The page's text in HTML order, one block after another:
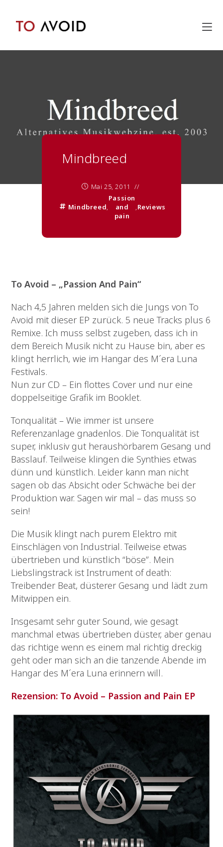
Mindbreed
Mai 25, 2011
Mindbreed,
Passion
and
pain
,Reviews
To Avoid – „Passion And Pain“
Nach 4,5 Jahren melden sich die Jungs von To
Avoid mit dieser EP zurück. 5 neue Tracks plus 6
Remixe. Ich muss selbst zugeben, dass ich in
dem Bereich Musik nicht zu Hause bin, aber es
klingt herrlich, wie im Hangar des M´era Luna
Festivals.
Nun zur CD – Ein flottes Cover und nur eine
doppelseitige Grafik im Booklet.
Tonqualität – Wie immer ist unsere
Referenzanlage gnadenlos. Die Tonqualität ist
super, inklusiv gut heraushörbarem Gesang und
Basslauf. Teilweise klingen die Synthies etwas
dünn und künstlich. Leider kann man nicht
sagen ob das Absicht oder Schwäche bei der
Produktion war. Sagen wir mal – das muss so
sein!
Die Musik klingt nach purem Elektro mit
Einschlägen von Industrial. Teilweise etwas
übertrieben und künstlich “böse”. Mein
Liebslingstrack ist Instrument of death:
Treibender Beat, düsterer Gesang und lädt zum
Mitwippen ein.
Insgesamt sehr guter Sound, wie gesagt
manchmal etwas übertrieben düster, aber genau
das richtige wenn es einem mal richtig dreckig
geht oder man sich an die tanzende Abende im
Hangar des M´era Luna erinnern will.
Rezension: To Avoid – Passion and Pain EP